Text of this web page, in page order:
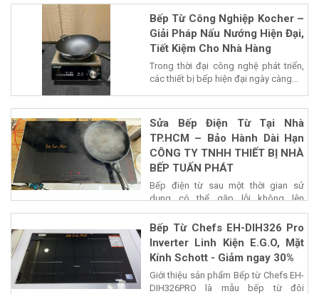
Bếp Từ Công Nghiệp Kocher –
Giải Pháp Nấu Nướng Hiện Đại,
Tiết Kiệm Cho Nhà Hàng
Trong thời đại công nghệ phát triển,
các thiết bị bếp hiện đại ngày càng...
Sửa Bếp Điện Từ Tại Nhà
TP.HCM – Bảo Hành Dài Hạn
CÔNG TY TNHH THIẾT BỊ NHÀ
BẾP TUẤN PHÁT
Bếp điện từ sau một thời gian sử
dụng có thể gặp lỗi không lên
nguồn,...
Bếp Từ Chefs EH-DIH326 Pro
Inverter Linh Kiện E.G.O, Mặt
Kính Schott - Giảm ngay 30%
Giới thiệu sản phẩm Bếp từ Chefs EH-
DIH326PRO là mẫu bếp từ đôi